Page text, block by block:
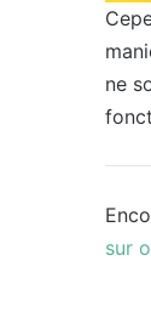
ne
sur